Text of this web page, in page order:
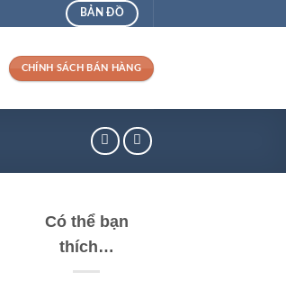
BẢN ĐỒ
CHÍNH SÁCH BÁN HÀNG
Có thể bạn
thích…